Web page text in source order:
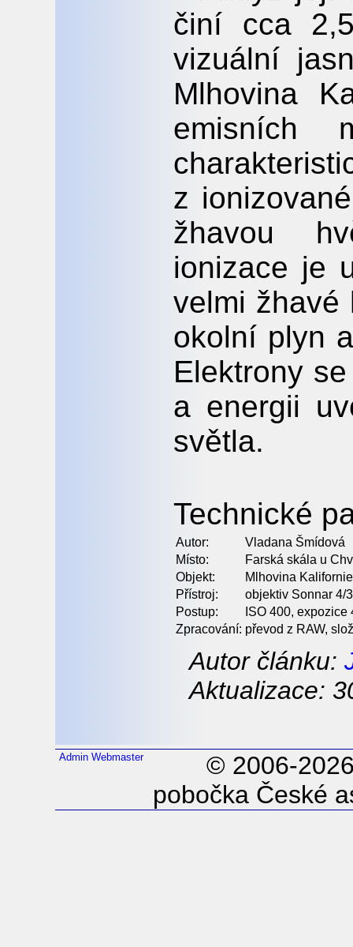
činí cca
vizuální
Mlhovina
emisních
z
žhavou
ionizace je
velmi žhavé
okolní plyn
Elektrony
a energii
světla.
Technické
Autor:
Vladana Šmídová
Místo:
Farská skála u
Objekt:
Mlhovina
Přístroj:
objektiv Sonnar 4/
Postup:
ISO 400,
Zpracování: převod z RAW,
Autor článku:
Aktualizace:
Admin Webmaster
© 2006-
pobočka České